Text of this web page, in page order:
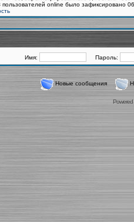
пользователей online было зафиксировано
Имя: Пароль:
Новые сообщения